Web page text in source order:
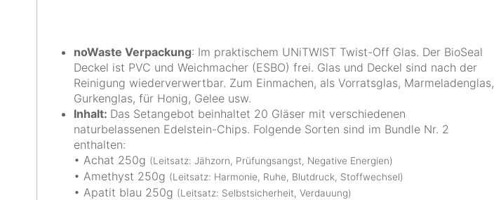
noWaste Verpackung: Im praktischem UNiTWIST Twist-Off Glas. Der BioSeal
Deckel ist PVC und Weichmacher (ESBO) frei. Glas und Deckel sind nach der
Reinigung wiederverwertbar. Zum Einmachen, als Vorratsglas, Marmeladenglas,
Gurkenglas, für Honig, Gelee usw.
Inhalt: Das Setangebot beinhaltet 20 Gläser mit verschiedenen
naturbelassenen Edelstein-Chips. Folgende Sorten sind im Bundle Nr. 2
enthalten:
• Achat 250g (Leitsatz: Jähzorn, Prüfungsangst, Negative Energien)
• Amethyst 250g (Leitsatz: Harmonie, Ruhe, Blutdruck, Stoffwechsel)
• Apatit blau 250g (Leitsatz: Selbstsicherheit, Verdauung)